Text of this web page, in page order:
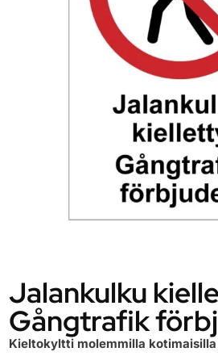
Jalankulku
Gångtrafik
Kieltokyltti molemmilla